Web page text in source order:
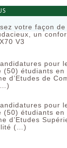
votre façon
un
V3
pour
(50) étudiants en
d’Etudes de
pour
(50) étudiants en
d’Etudes
(…)